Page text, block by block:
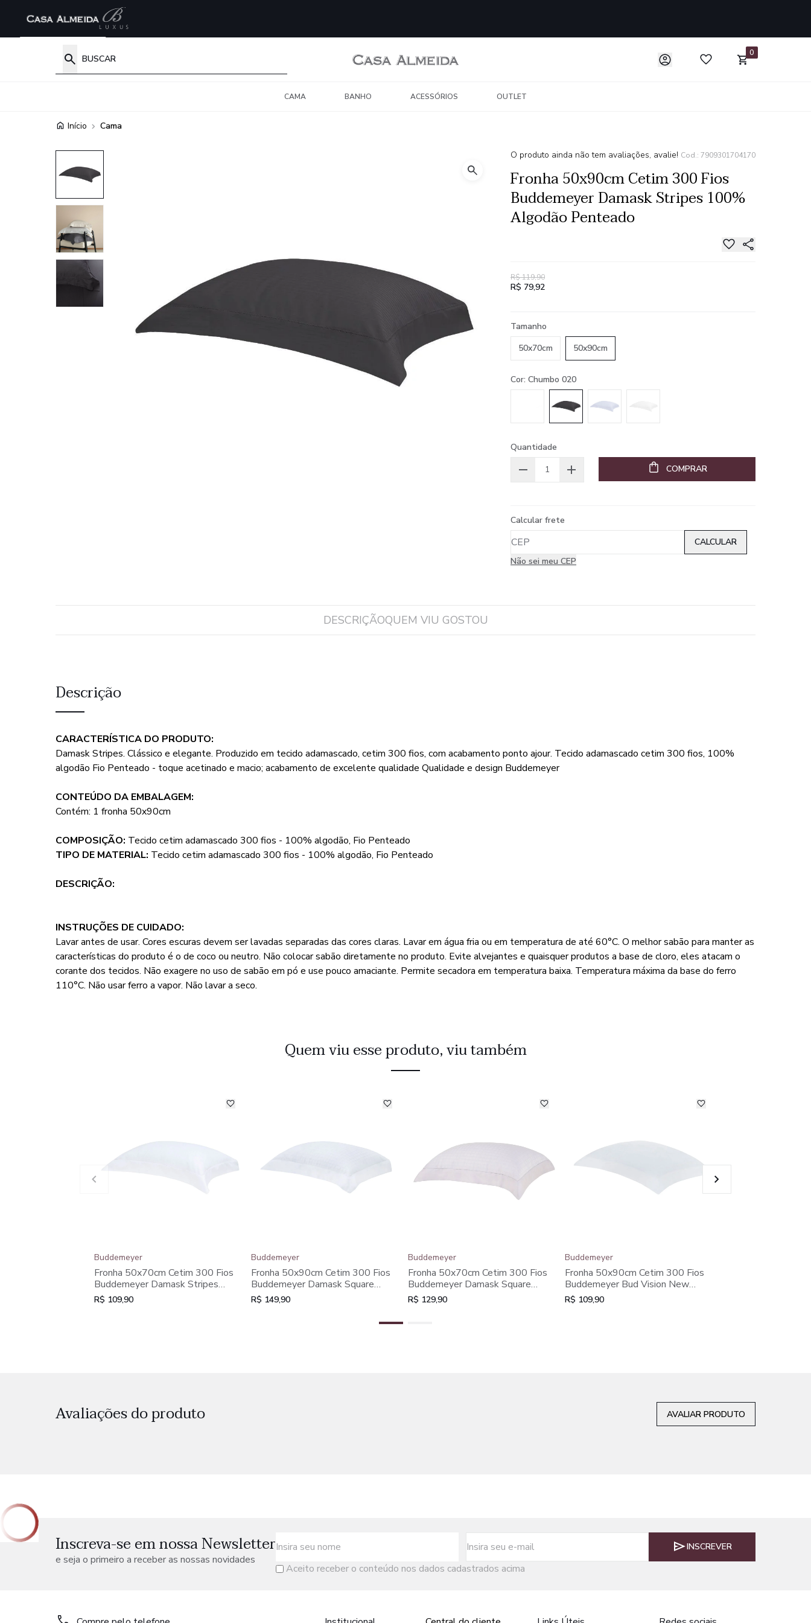
0
CAMA BANHO ACESSÓRIOS OUTLET
Início Cama
O produto ainda não tem avaliações, avalie! Cod.: 7909301704170
Fronha 50x90cm Cetim 300 Fios
Buddemeyer Damask Stripes 100%
Algodão Penteado
R$ 119,90
R$ 79,92
Tamanho
50x70cm
50x90cm
Cor: Chumbo 020
Quantidade
COMPRAR
Calcular frete
Não sei meu CEP
DESCRIÇÃOQUEM VIU GOSTOU
Descrição
CARACTERÍSTICA DO PRODUTO:
Damask Stripes. Clássico e elegante. Produzido em tecido adamascado, cetim 300 fios, com acabamento ponto ajour. Tecido adamascado cetim 300 fios, 100%
algodão Fio Penteado - toque acetinado e macio; acabamento de excelente qualidade Qualidade e design Buddemeyer
CONTEÚDO DA EMBALAGEM:
Contém: 1 fronha 50x90cm
COMPOSIÇÃO: Tecido cetim adamascado 300 fios - 100% algodão, Fio Penteado
TIPO DE MATERIAL: Tecido cetim adamascado 300 fios - 100% algodão, Fio Penteado
DESCRIÇÃO:
INSTRUÇÕES DE CUIDADO:
Lavar antes de usar. Cores escuras devem ser lavadas separadas das cores claras. Lavar em água fria ou em temperatura de até 60°C. O melhor sabão para manter as
características do produto é o de coco ou neutro. Não colocar sabão diretamente no produto. Evite alvejantes e quaisquer produtos a base de cloro, eles atacam o
corante dos tecidos. Não exagere no uso de sabão em pó e use pouco amaciante. Permite secadora em temperatura baixa. Temperatura máxima da base do ferro
110°C. Não usar ferro a vapor. Não lavar a seco.
Quem viu esse produto, viu também
Buddemeyer
Fronha 50x70cm Cetim 300 Fios
Buddemeyer Damask Stripes
100% Algodão Penteado
R$ 109,90
Buddemeyer
Fronha 50x90cm Cetim 300 Fios
Buddemeyer Damask Square
100% Algodão Penteado
R$ 149,90
Buddemeyer
Fronha 50x70cm Cetim 300 Fios
Buddemeyer Damask Square
100% Algodão Penteado
R$ 129,90
Buddemeyer
Fronha 50x90cm Cetim 300 Fios
Buddemeyer Bud Vision New
Colors II 100% Algodão Penteado
R$ 109,90
Avaliações do produto AVALIAR PRODUTO
Inscreva-se em nossa Newsletter
e seja o primeiro a receber as nossas novidades
Aceito receber o conteúdo nos dados cadastrados acima
INSCREVER